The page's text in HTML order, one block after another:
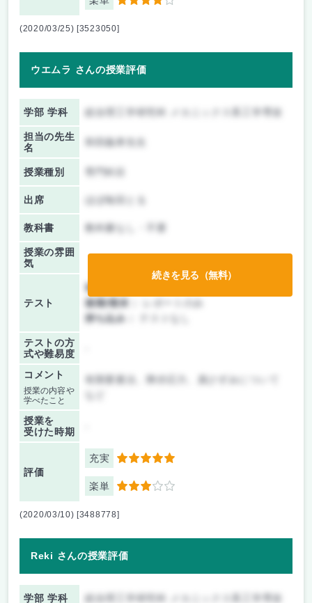
(2020/03/25) [3523050]
ウエムラ さんの授業評価
学部 学科
担当の先生
名
和田義孝先生
授業種別
出席 ほぼ毎回とる
教科書 教科書なし・不要
授業の雰囲
気
テスト
前期/中間：
後期/期末：
持ち込み：
テストの方
式や難易度
コメント
授業の内容や
学べたこと
授業を
受けた時期
評価
充実 5
楽単 3
続きを見る（無料）
(2020/03/10) [3488778]
Reki さんの授業評価
学部 学科